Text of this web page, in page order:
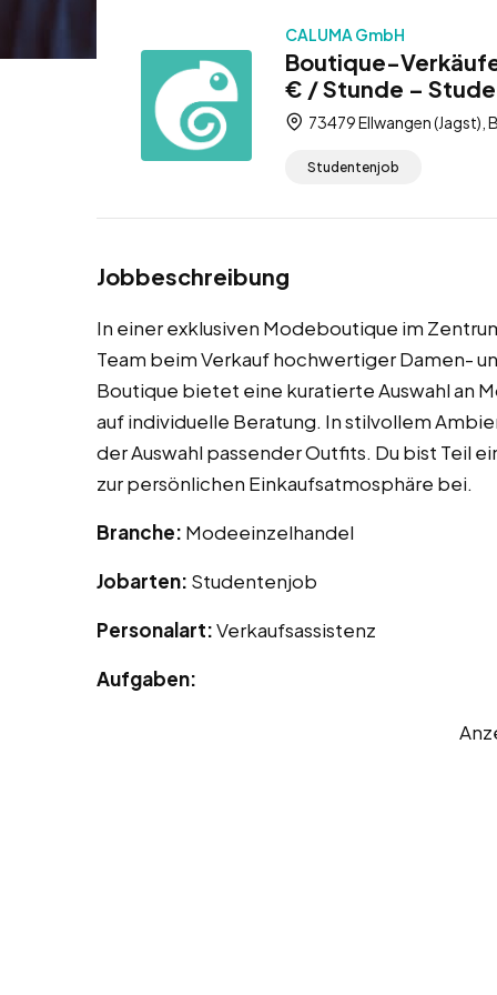
CALUMA GmbH
Boutique-
€ / Stunde –
73479 Ellwangen
Studentenjob
Jobbeschreibung
In einer exklusiven Modeboutique im
Team beim Verkauf hochwertiger Damen-
Boutique bietet eine kuratierte Auswahl an
auf individuelle Beratung. In stilvollem
der Auswahl passender Outfits. Du bist Teil
zur persönlichen Einkaufsatmosphäre bei.
Branche: Modeeinzelhandel
Jobarten: Studentenjob
Personalart:Verkaufsassistenz
Aufgaben: